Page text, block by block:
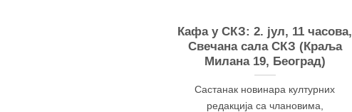
Кафа у СКЗ: 2. јул, 11 часова,
Свечана сала СКЗ (Краља
Милана 19, Београд)
Састанак новинара културних
редакција са члановима,